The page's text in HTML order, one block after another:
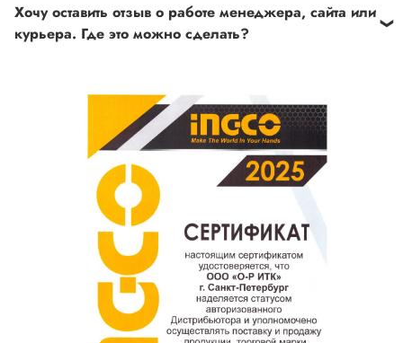
полей. Если поля заполнены корректно, то свяжитесь с
нами по телефону +7 (812) 565-32-05;
Хочу оставить отзыв о работе менеджера, сайта или
Ваш отзыв о товаре, магазине или работе продавца
поможет нам улучшать сервис и будет полезен другим
Оставить отзыв о покупке